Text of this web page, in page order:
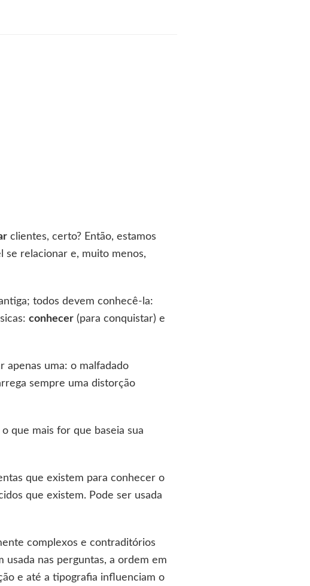
clientes, certo? Então, estamos
se relacionar e, muito menos,
todos devem conhecê-la:
conhecer (para conquistar) e
apenas uma: o malfadado
sempre uma distorção
que mais for que baseia sua
que existem para conhecer o
que existem. Pode ser usada
complexos e contraditórios
usada nas perguntas, a ordem em
e até a tipografia influenciam o